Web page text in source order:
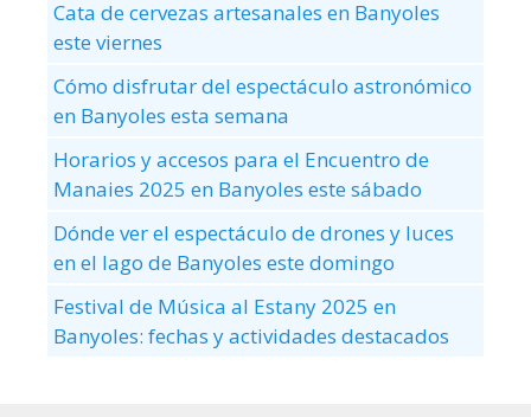
Cata de cervezas artesanales en Banyoles
este viernes
Cómo disfrutar del espectáculo astronómico
en Banyoles esta semana
Horarios y accesos para el Encuentro de
Manaies 2025 en Banyoles este sábado
Dónde ver el espectáculo de drones y luces
en el lago de Banyoles este domingo
Festival de Música al Estany 2025 en
Banyoles: fechas y actividades destacados